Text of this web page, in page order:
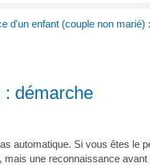
d'un enfant (couple non marié)
: démarche
automatique. Si vous êtes le
une reconnaissance